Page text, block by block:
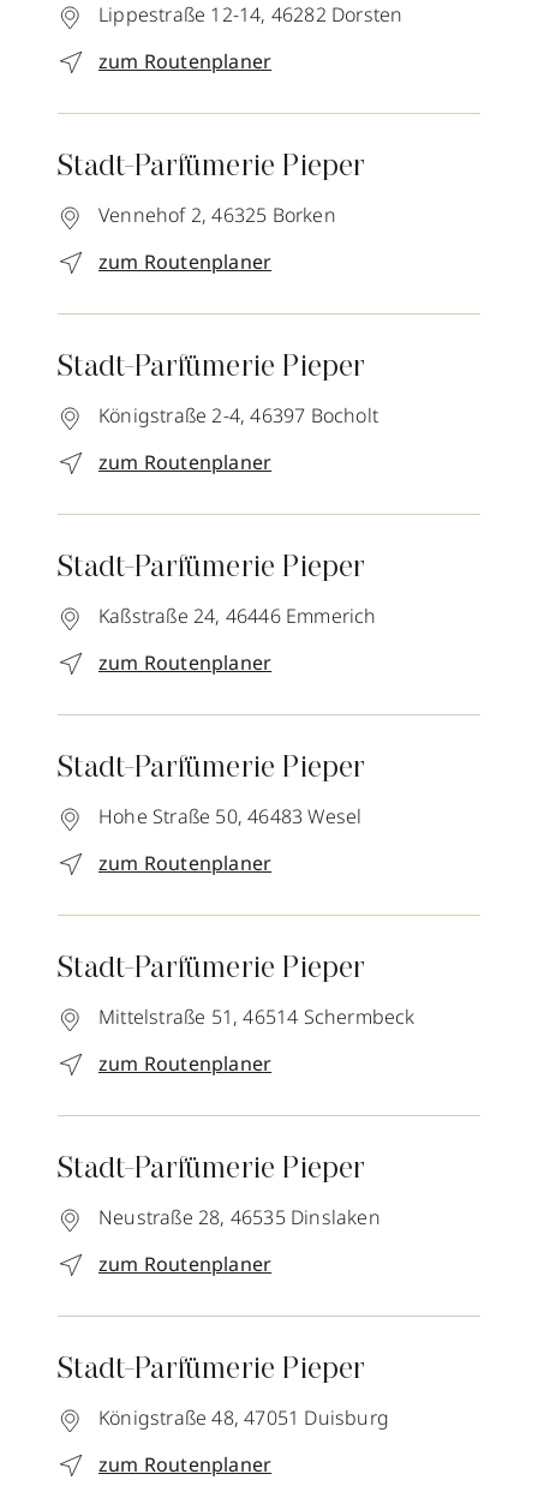
Lippestraße 12-14, 46282 Dorsten
zum Routenplaner
Stadt-Parfümerie Pieper
Vennehof 2, 46325 Borken
zum Routenplaner
Stadt-Parfümerie Pieper
Königstraße 2-4, 46397 Bocholt
zum Routenplaner
Stadt-Parfümerie Pieper
Kaßstraße 24, 46446 Emmerich
zum Routenplaner
Stadt-Parfümerie Pieper
Hohe Straße 50, 46483 Wesel
zum Routenplaner
Stadt-Parfümerie Pieper
Mittelstraße 51, 46514 Schermbeck
zum Routenplaner
Stadt-Parfümerie Pieper
Neustraße 28, 46535 Dinslaken
zum Routenplaner
Stadt-Parfümerie Pieper
Königstraße 48, 47051 Duisburg
zum Routenplaner